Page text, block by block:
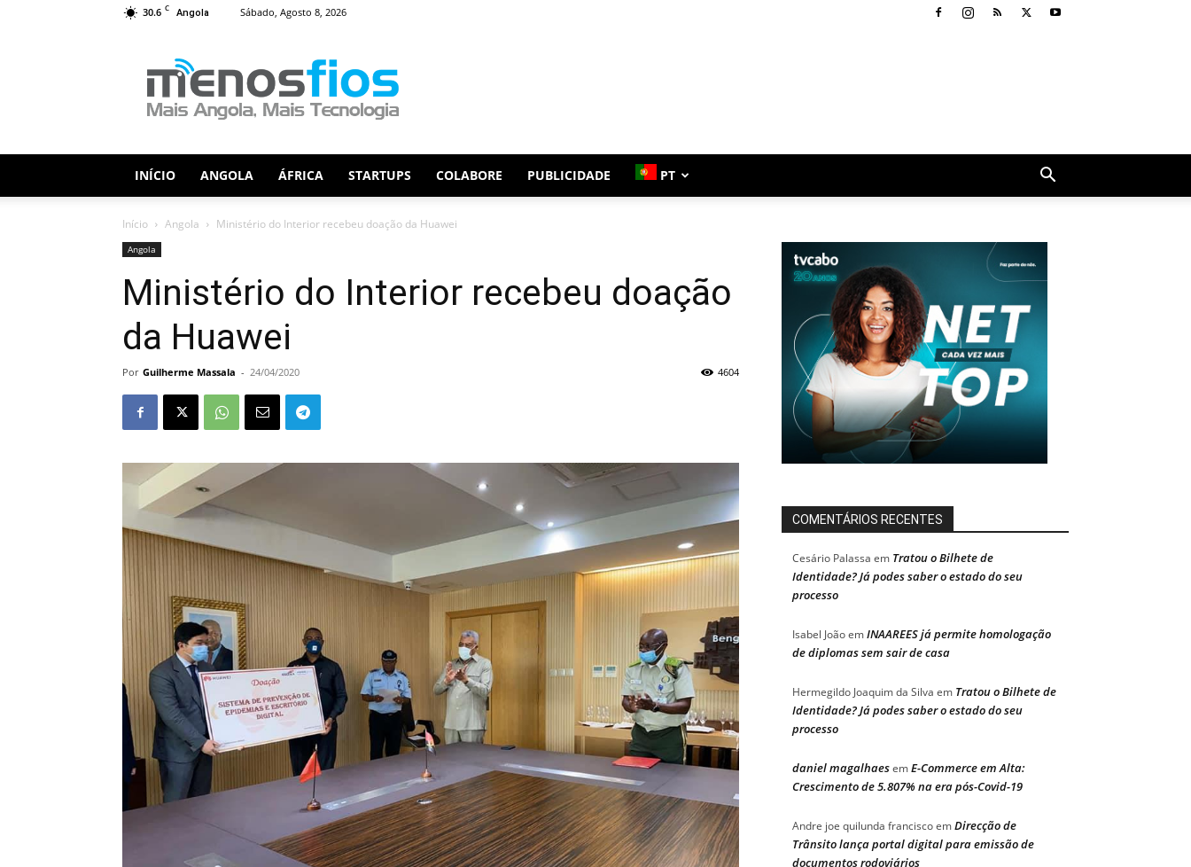
30.6 C Angola Sábado, Agosto 8, 2026
Fios
INÍCIO ANGOLA ÁFRICA STARTUPS COLABORE PUBLICIDADE PT
Início Angola Ministério do Interior recebeu doação da Huawei
Angola
Ministério do Interior recebeu doação
da Huawei
Por Guilherme Massala - 24/04/2020 4604
COMENTÁRIOS RECENTES
Cesário Palassa em Tratou o Bilhete de
Identidade? Já podes saber o estado do seu
processo
Isabel JoãoemINAAREES já permite homologação
de diplomas sem sair de casa
Hermegildo Joaquim da Silva em Tratou o Bilhete de
Identidade? Já podes saber o estado do seu
processo
daniel magalhaesemE-Commerce em Alta:
Crescimento de 5.807% na era pós-Covid-19
Andre joe quilunda franciscoemDirecção de
Trânsito lança portal digital para emissão de
documentos rodoviários